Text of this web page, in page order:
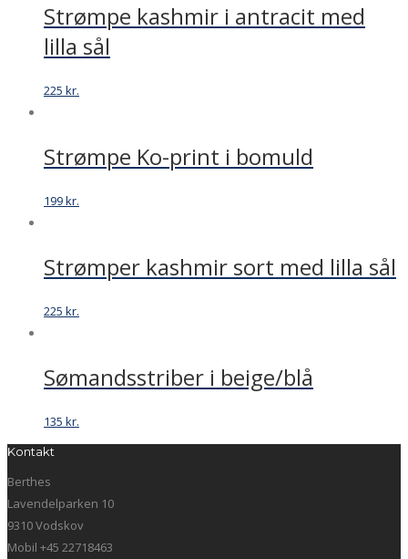
Strømpe kashmir i antracit med
lilla sål
225 kr.
Strømpe Ko-print i bomuld
199kr.
Strømper kashmir sort med lilla sål
225 kr.
Sømandsstriber i beige/blå
135 kr.
Kontakt
Berthes
Lavendelparken 10
9310 Vodskov
Mobil +45 22718463